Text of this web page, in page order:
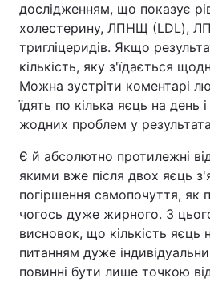
дослідженням, що показує
холестерину, ЛПНЩ (LDL),
тригліцеридів. Якщо
кількість, яку з'їдається
Можна зустріти коментарі
їдять по кілька яєць на день
жодних проблем у
Є й абсолютно протилежні
якими вже після двох яєць
погіршення самопочуття, як
чогось дуже жирного. З
висновок, що кількість яєць
питанням дуже
повинні бути лише точкою